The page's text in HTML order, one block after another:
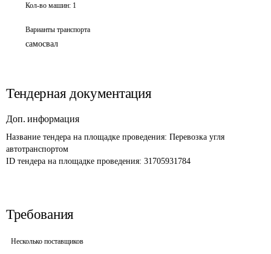
Кол-во машин: 1
Варианты транспорта
самосвал
Тендерная документация
Доп. информация
Название тендера на площадке проведения: Перевозка угля
автотранспортом
ID тендера на площадке проведения: 31705931784
Требования
Несколько поставщиков